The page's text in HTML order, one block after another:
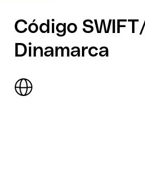
Código
Dinamarca